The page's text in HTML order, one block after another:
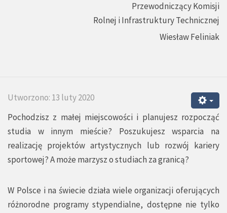
Przewodniczący Komisji
Rolnej i Infrastruktury Technicznej
Wiesław Feliniak
Utworzono: 13 luty 2020
Pochodzisz z małej miejscowości i planujesz rozpocząć
studia w innym mieście? Poszukujesz wsparcia na
realizację projektów artystycznych lub rozwój kariery
sportowej? A może marzysz o studiach za granicą?
W Polsce i na świecie działa wiele organizacji oferujących
różnorodne programy stypendialne, dostępne nie tylko